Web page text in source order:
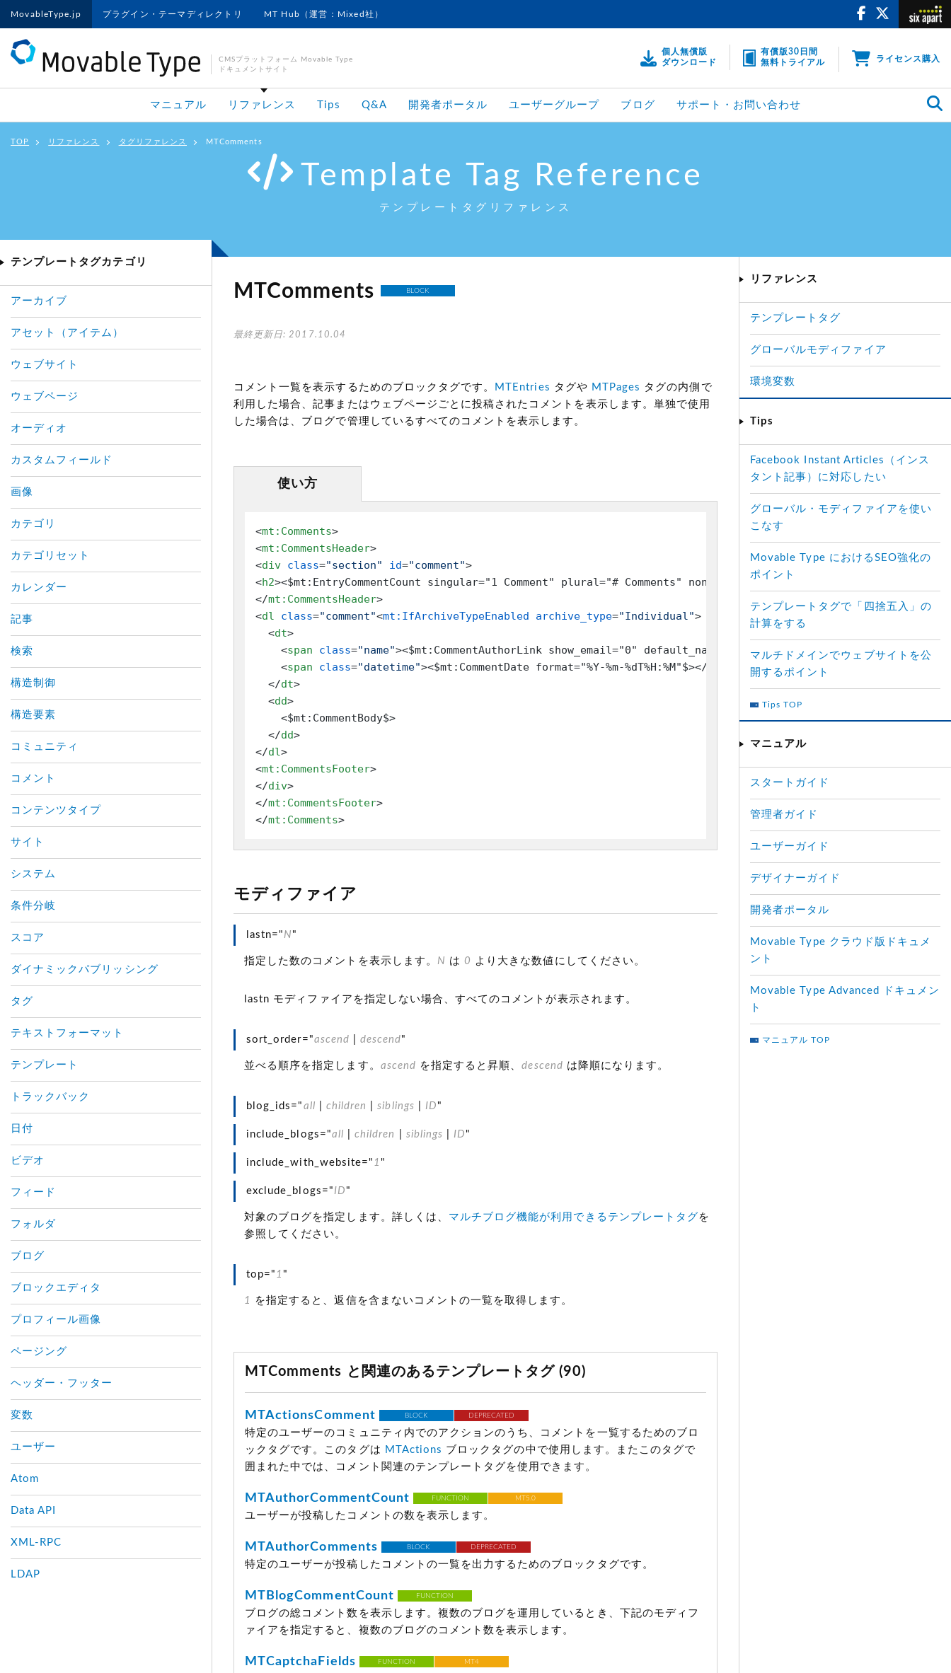
MovableType.jp プラグイン・テーマディレクトリ MT Hub（運営：Mixed社）
CMSプラットフォーム Movable Type
ドキュメントサイト
個人無償版
ダウンロード
有償版30日間
無料トライアル
ライセンス購入
マニュアル リファレンス Tips Q&A 開発者ポータル ユーザーグループ ブログ サポート・お問い合わせ
TOP リファレンス タグリファレンス MTComments
Template Tag Reference
テンプレートタグリファレンス
MTComments BLOCK
最終更新日: 2017.10.04
コメント一覧を表示するためのブロックタグです。 MTEntries タグや MTPages タグの内側で
利用した場合、記事またはウェブページごとに投稿されたコメントを表示します。単独で使用
した場合は、ブログで管理しているすべてのコメントを表示します。
使い方
<mt:Comments>
<mt:CommentsHeader>
<div class="section" id="comment">
<h2><$mt:EntryCommentCount singular="1 Comment" plural="# Comments" none="No Comment"$>
</mt:CommentsHeader>
<dl class="comment"<mt:IfArchiveTypeEnabled archive_type="Individual"> id="c<$mt:CommentID$>"
<dt>
<span class="name"><$mt:CommentAuthorLink show_email="0" default_name="名無し"$> </ span
<span class="datetime"><$mt:CommentDate format="%Y-%m-%dT%H:%M"$></
</dt>
<dd>
    <$mt:CommentBody$>
</dd>
</dl>
<mt:CommentsFooter>
</div>
</mt:CommentsFooter>
</mt:Comments>
モディファイア
lastn=" N "
指定した数のコメントを表示します。 N は0 より大きな数値にしてください。
lastn モディファイアを指定しない場合、すべてのコメントが表示されます。
sort_order="ascend |descend"
並べる順序を指定します。 ascend を指定すると昇順、descend は降順になります。
blog_ids=" all children |siblings ID "
include_blogs="all |children siblings ID "
include_with_website=" 1 "
exclude_blogs=" ID "
対象のブログを指定します。詳しくは、 マルチブログ機能が利用できるテンプレートタグ を
参照してください。
top=" 1 "
1 を指定すると、返信を含まないコメントの一覧を取得します。
MTComments と関連のあるテンプレートタグ (90)
MTActionsComment BLOCK DEPRECATED
特定のユーザーのコミュニティ内でのアクションのうち、コメントを一覧するためのブロ
ックタグです。このタグは MTActions ブロックタグの中で使用します。またこのタグで
囲まれた中では、コメント関連のテンプレートタグを使用できます。
MTAuthorCommentCount FUNCTION MT5.0
ユーザーが投稿したコメントの数を表示します。
MTAuthorComments BLOCK DEPRECATED
特定のユーザーが投稿したコメントの一覧を出力するためのブロックタグです。
MTBlogCommentCount FUNCTION
ブログの総コメント数を表示します。複数のブログを運用しているとき、下記のモディフ
ァイアを指定すると、複数のブログのコメント数を表示します。
MTCaptchaFields FUNCTION MT4
テンプレートタグカテゴリ
アーカイブ
アセット（アイテム）
ウェブサイト
ウェブページ
オーディオ
カスタムフィールド
画像
カテゴリ
カテゴリセット
カレンダー
記事
検索
構造制御
構造要素
コミュニティ
コメント
コンテンツタイプ
サイト
システム
条件分岐
スコア
ダイナミックパブリッシング
タグ
テキストフォーマット
テンプレート
トラックバック
日付
ビデオ
フィード
フォルダ
ブログ
ブロックエディタ
プロフィール画像
ページング
ヘッダー・フッター
変数
ユーザー
Atom
Data API
XML-RPC
LDAP
リファレンス
テンプレートタグ
グローバルモディファイア
環境変数
Tips
Facebook Instant Articles（インス
タント記事）に対応したい
グローバル・モディファイアを使い
こなす
Movable Type におけるSEO強化の
ポイント
テンプレートタグで「四捨五入」の
計算をする
マルチドメインでウェブサイトを公
開するポイント
Tips TOP
マニュアル
スタートガイド
管理者ガイド
ユーザーガイド
デザイナーガイド
開発者ポータル
Movable Type クラウド版ドキュメ
ント
Movable Type Advanced ドキュメン
ト
マニュアル TOP